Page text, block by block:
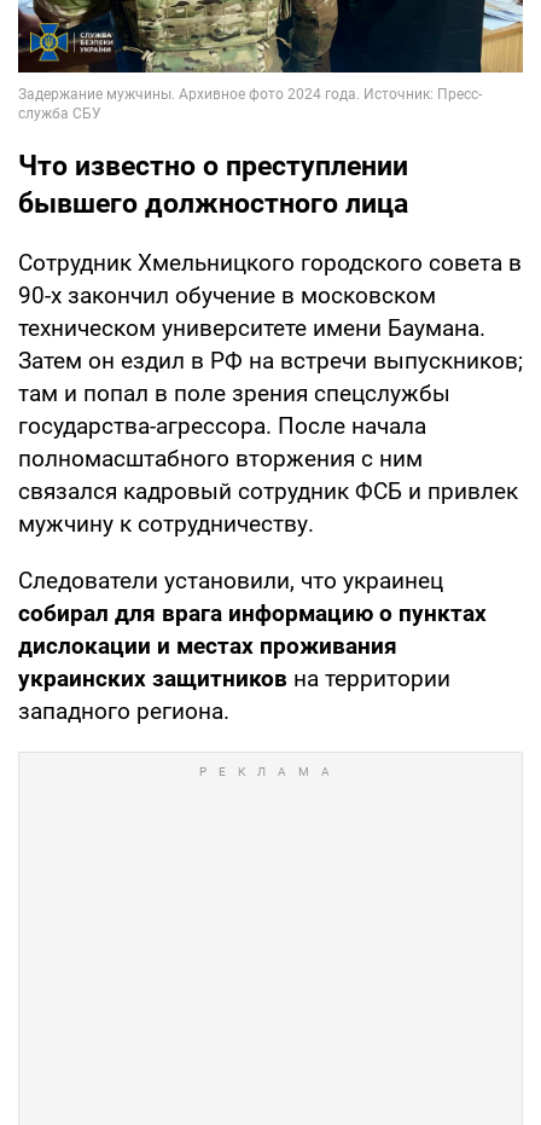
Что известно о преступлении
бывшего должностного лица
Сотрудник Хмельницкого городского совета в
90-х закончил обучение в московском
техническом университете имени Баумана.
Затем он ездил в РФ на встречи выпускников;
там и попал в поле зрения спецслужбы
государства-агрессора. После начала
полномасштабного вторжения с ним
связался кадровый сотрудник ФСБ и привлек
мужчину к сотрудничеству.
Следователи установили, что украинец
собирал для врага информацию о пунктах
дислокации и местах проживания
украинских защитников на территории
западного региона.